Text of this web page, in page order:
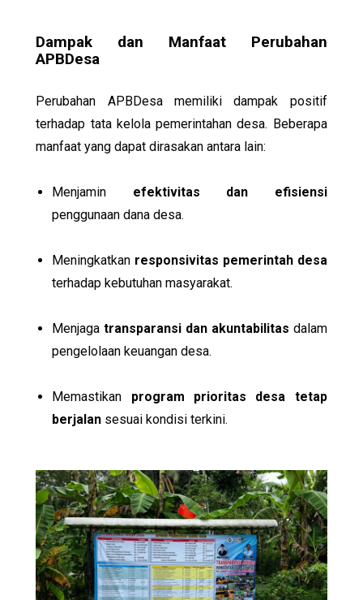
Dampak dan Manfaat Perubahan
APBDesa
Perubahan APBDesa memiliki dampak positif
terhadap tata kelola pemerintahan desa. Beberapa
manfaat yang dapat dirasakan antara lain:
Menjamin efektivitas dan efisiensi
penggunaan dana desa.
Meningkatkan responsivitas pemerintah desa
terhadap kebutuhan masyarakat.
Menjagatransparansi dan akuntabilitas dalam
pengelolaan keuangan desa.
Memastikan program prioritas desa tetap
berjalan sesuai kondisi terkini.